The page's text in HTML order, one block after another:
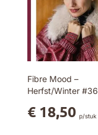
Fibre Mood –
Herfst/Winter #36
€ 18,50 p/stuk